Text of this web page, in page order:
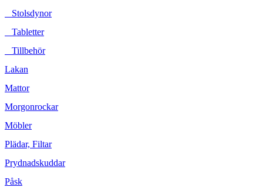
Stolsdynor
Tabletter
Tillbehör
Lakan
Mattor
Morgonrockar
Möbler
Plädar, Filtar
Prydnadskuddar
Påsk